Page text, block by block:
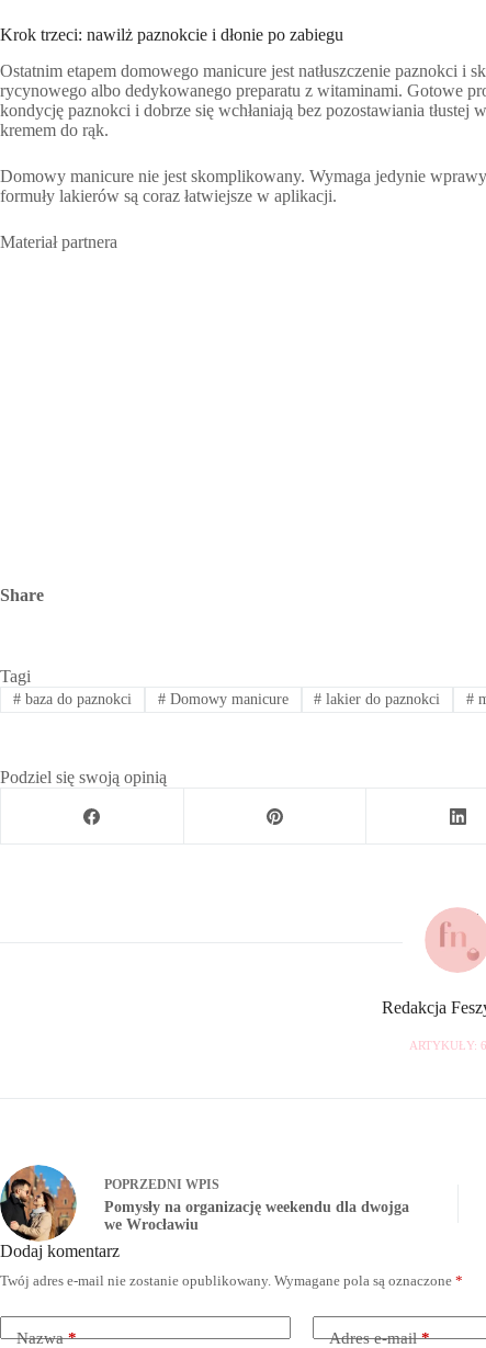
Krok trzeci: nawilż paznokcie i dłonie po zabiegu
Ostatnim etapem domowego manicure jest natłuszczenie paznokci
rycynowego albo dedykowanego preparatu z witaminami. Gotowe
kondycję paznokci i dobrze się wchłaniają bez pozostawiania tłustej
kremem do rąk.
Domowy manicure nie jest skomplikowany. Wymaga jedynie
formuły lakierów są coraz łatwiejsze w aplikacji.
Materiał partnera
Share
Tagi
#baza do paznokci #Domowy manicure # lakier do paznokci #
Podziel się swoją opinią
Redakcja
ARTYKUŁY:
POPRZEDNI WPIS
Pomysły na organizację weekendu dla dwojga
we Wrocławiu
Dodaj komentarz
Twój adres e-mail nie zostanie opublikowany. Wymagane pola są oznaczone *
Nazwa* Adres e-mail*